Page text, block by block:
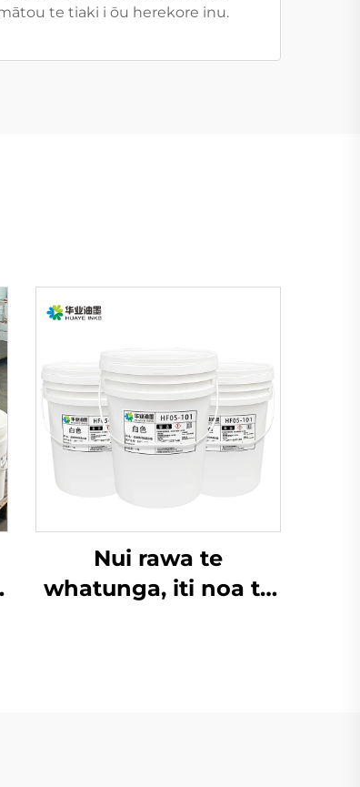
te tiaki i ōu herekore inu.
Nui rawa te
whatunga, iti noa te